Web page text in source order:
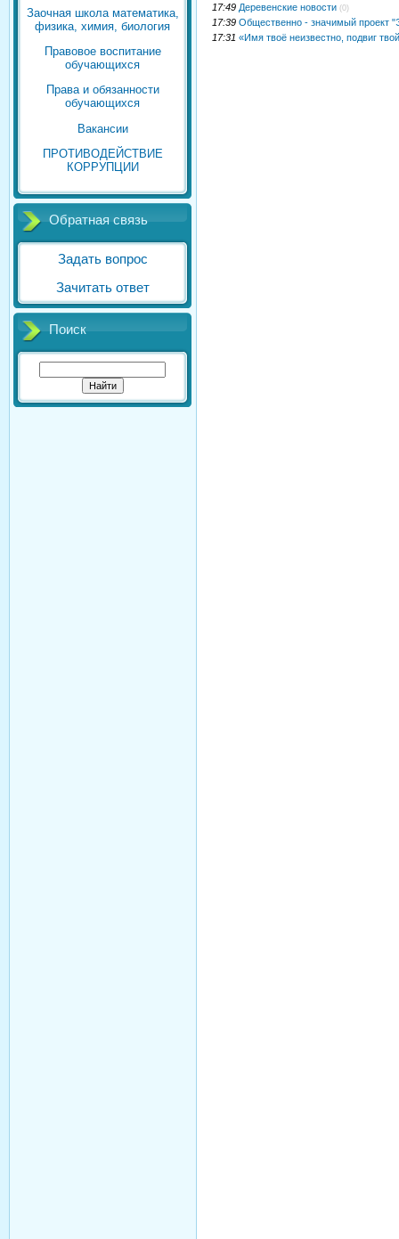
Заочная школа математика,
физика, химия, биология
Правовое воспитание
обучающихся
Права и обязанности
обучающихся
Вакансии
ПРОТИВОДЕЙСТВИЕ
КОРРУПЦИИ
Обратная связь
Задать вопрос
Зачитать ответ
Поиск
17:49 Деревенские новости (0)
17:39 Общественно - значимый проект
17:31 «Имя твоё неизвестно, подвиг